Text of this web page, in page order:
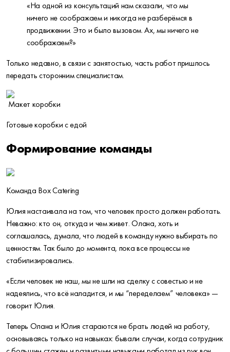
«На одной из консультаций нам сказали, что мы
ничего не соображаем и никогда не разберёмся в
продвижении. Это и было вызовом. Ах, мы ничего не
соображаем?»
Только недавно, в связи с занятостью, часть работ пришлось
передать сторонним специалистам.
Макет коробки
Готовые коробки с едой
Формирование команды
Команда Box Catering
Юлия настаивала на том, что человек просто должен работать.
Неважно: кто он, откуда и чем живет. Олана, хоть и
соглашалась, думала, что людей в команду нужно выбирать по
ценностям. Так было до момента, пока все процессы не
стабилизировались.
«Если человек не наш, мы не шли на сделку с совестью и не
надеялись, что всё наладится, и мы “переделаем” человека» —
говорит Юлия.
Теперь Олана и Юлия стараются не брать людей на работу,
основываясь только на навыках: бывали случаи, когда сотрудник